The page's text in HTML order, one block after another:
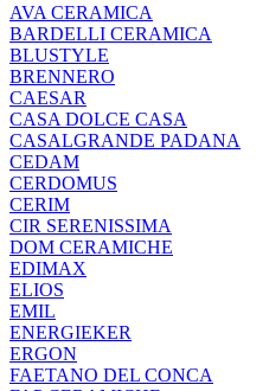
AVA CERAMICA
BARDELLI CERAMICA
BLUSTYLE
BRENNERO
CAESAR
CASA DOLCE CASA
CASALGRANDE PADANA
CEDAM
CERDOMUS
CERIM
CIR SERENISSIMA
DOM CERAMICHE
EDIMAX
ELIOS
EMIL
ENERGIEKER
ERGON
FAETANO DEL CONCA